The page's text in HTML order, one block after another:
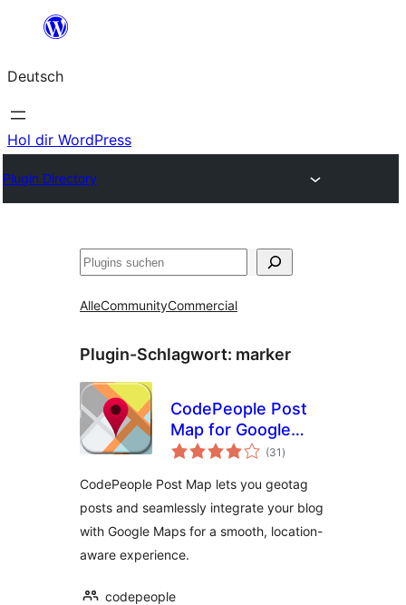
springen
Deutsch
Hol dir WordPress
Plugin Directory
Suchen
AlleCommunityCommercial
Plugin-Schlagwort: marker
CodePeople Post
Map for Google
Maps
(31 Bewertungen
insgesamt
)
CodePeople Post Map lets you geotag
posts and seamlessly integrate your blog
with Google Maps for a smooth, location-
aware experience.
codepeople